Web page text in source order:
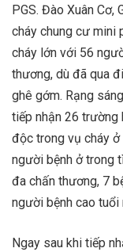
PGS. Đào Xuân Cơ,
cháy chung cư mini
cháy lớn với 56
thương, dù đã qua
ghê gớm. Rạng
tiếp nhận 26 trường
độc trong vụ cháy
người bệnh ở trong
đa chấn thương, 7
người bệnh cao tuổi
Ngay sau khi tiếp